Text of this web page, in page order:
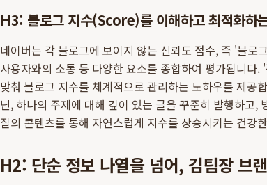
H3: 블로그 지수(Score)를 이해하고 최적화하
네이버는 각 블로그에 보이지 않는 신뢰도 점수, 즉 '블
사용자와의 소통 등 다양한 요소를 종합하여 평가됩니다.
맞춰 블로그 지수를 체계적으로 관리하는 노하우를 제공
닌, 하나의 주제에 대해 깊이 있는 글을 꾸준히 발행하고
질의 콘텐츠를 통해 자연스럽게 지수를 상승시키는 건강
H2: 단순 정보 나열을 넘어, 김팀장 브